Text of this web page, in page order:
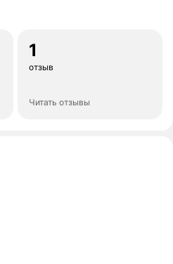
1
отзыв
Читать отзывы